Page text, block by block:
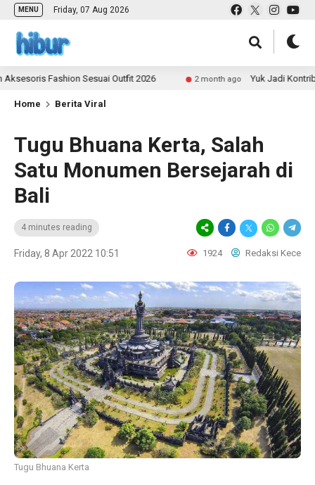
MENU Friday, 07 Aug 2026
Fashion Sesuai Outfit 2026 2 month ago Yuk Jadi Kontributor
Home Berita Viral
Tugu Bhuana Kerta, Salah
Satu Monumen Bersejarah di
Bali
4 minutes reading
Friday, 8 Apr 2022 10:51 1924 Redaksi Kece
Tugu Bhuana Kerta